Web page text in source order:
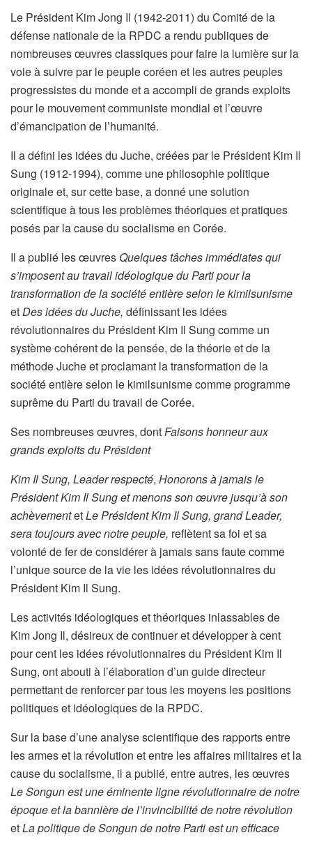
Le Président Kim Jong Il (1942-2011) du Comité de la
défense nationale de la RPDC a rendu publiques de
nombreuses œuvres classiques pour faire la lumière sur la
voie à suivre par le peuple coréen et les autres peuples
progressistes du monde et a accompli de grands exploits
pour le mouvement communiste mondial et l’œuvre
d’émancipation de l’humanité.
Il a défini les idées du Juche, créées par le Président Kim Il
Sung (1912-1994), comme une philosophie politique
originale et, sur cette base, a donné une solution
scientifique à tous les problèmes théoriques et pratiques
posés par la cause du socialisme en Corée.
Il a publié les œuvres Quelques tâches immédiates qui
s’imposent au travail idéologique du Parti pour la
transformation de la société entière selon le kimilsunisme
etDes idées du Juche, définissant les idées
révolutionnaires du Président Kim Il Sung comme un
système cohérent de la pensée, de la théorie et de la
méthode Juche et proclamant la transformation de la
société entière selon le kimilsunisme comme programme
suprême du Parti du travail de Corée.
Ses nombreuses œuvres, dontFaisons honneur aux
grands exploits du Président
Kim Il Sung, Leader respecté, Honorons à jamais le
Président Kim Il Sung et menons son œuvre jusqu’à son
achèvementetLe Président Kim Il Sung, grand Leader,
sera toujours avec notre peuple, reflètent sa foi et sa
volonté de fer de considérer à jamais sans faute comme
l’unique source de la vie les idées révolutionnaires du
Président Kim Il Sung.
Les activités idéologiques et théoriques inlassables de
Kim Jong Il, désireux de continuer et développer à cent
pour cent les idées révolutionnaires du Président Kim Il
Sung, ont abouti à l’élaboration d’un guide directeur
permettant de renforcer par tous les moyens les positions
politiques et idéologiques de la RPDC.
Sur la base d’une analyse scientifique des rapports entre
les armes et la révolution et entre les affaires militaires et la
cause du socialisme, il a publié, entre autres, les œuvres
Le Songun est une éminente ligne révolutionnaire de notre
époque et la bannière de l’invincibilité de notre révolution
etLa politique de Songun de notre Parti est un efficace